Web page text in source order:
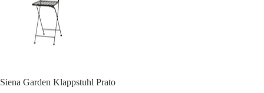
Siena Garden Klappstuhl Prato